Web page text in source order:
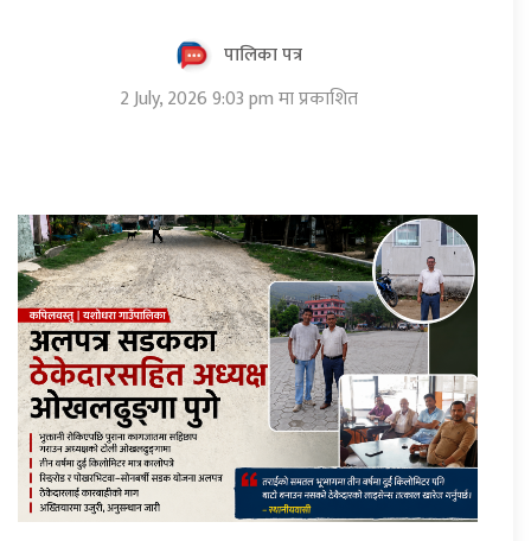
पालिका पत्र
2 July, 2026 9:03 pm मा प्रकाशित